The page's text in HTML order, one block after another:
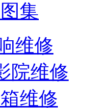
集
维修
院维修
维修